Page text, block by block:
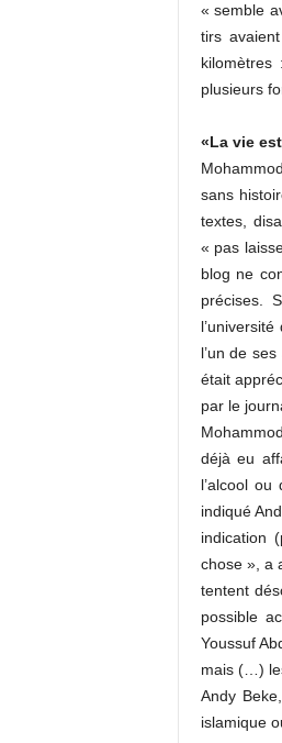
« semble
tirs
plusieurs
«La vie
sans
textes,
« pas
blog ne
précises.
l’un de
était
par le
déjà eu
l’alcool
indiqué
indication
chose », a
tentent
possible
Youssuf
mais (…)
Andy
islamique